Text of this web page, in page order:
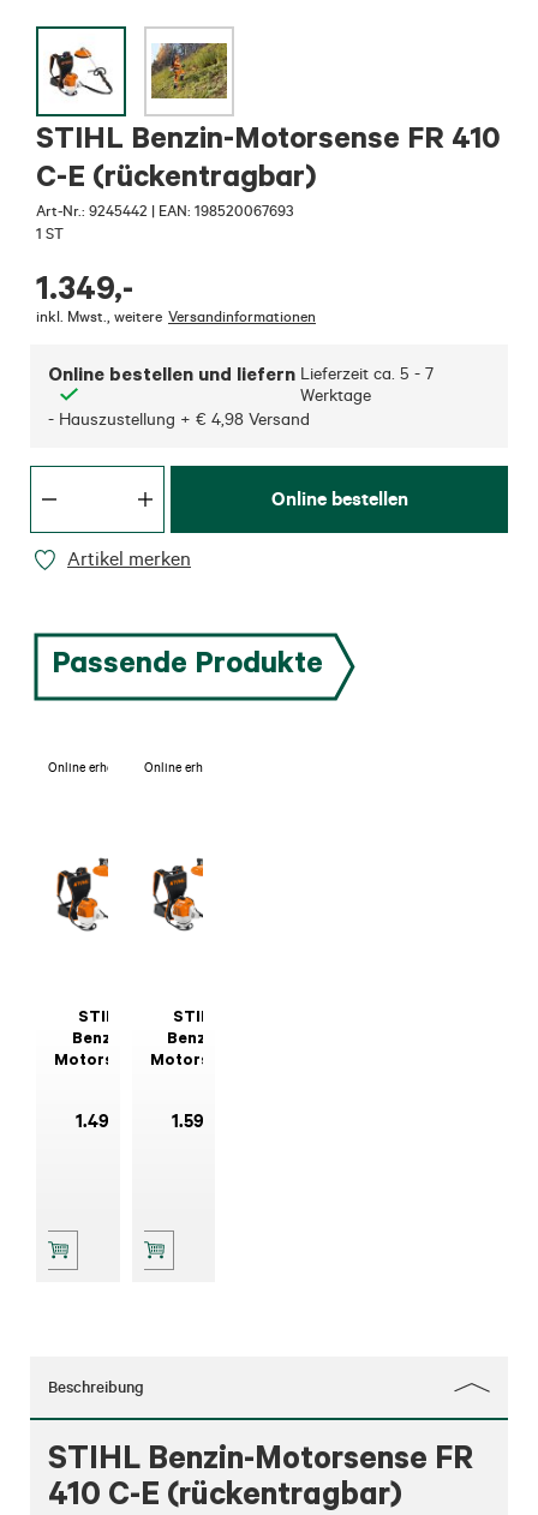
STIHL Benzin-Motorsense FR 410
C-E (rückentragbar)
Art-Nr.: 9245442 | EAN: 198520067693
1 ST
1.349,-
inkl. Mwst. weitere Versandinformationen
Online bestellen und liefern Lieferzeit ca. 5 - 7
Werktage
- Hauszustellung + € 4,98 Versand
Online bestellen
Artikel merken
Passende Produkte
Online erhältlich
STIHL
Benzin-
Motorsense
(Rückentragbar)
1.499
Online erhältlich
STIHL
Benzin-
Motorsense
(Rückentragbar)
1.599
Beschreibung
STIHL Benzin-Motorsense FR
410 C-E (rückentragbar)